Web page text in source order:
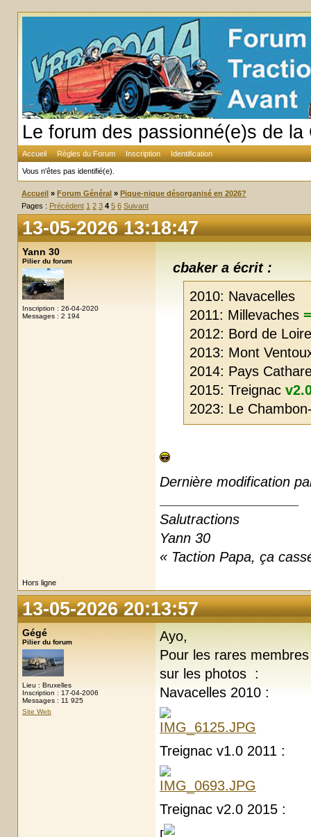
Le forum des passionné(e)s de
Accueil Règles du Forum Inscription Identification
Vous n'êtes pas identifié(e).
Accueil » Forum Général » Pique-nique désorganisé en 2026?
Pages : Précédent 1 2 3 4 5 6 Suivant
13-05-2026 13:18:47
Yann 30
Pilier du forum
Inscription : 26-04-2020
Messages : 2 194
cbaker a écrit :
2010: Navacelles
2011: Millevaches
2012: Bord de
2013: Mont
2014: Pays
2015: Treignac
2023: Le
Dernière modification
Salutractions
Yann 30
« Taction Papa, ça
Hors ligne
13-05-2026 20:13:57
Gégé
Pilier du forum
Lieu : Bruxelles
Inscription : 17-04-2006
Messages : 11 925
Site Web
Ayo,
Pour les rares
sur les photos :
Navacelles 2010 :
Treignac v1.0 2011 :
Treignac v2.0 2015 :